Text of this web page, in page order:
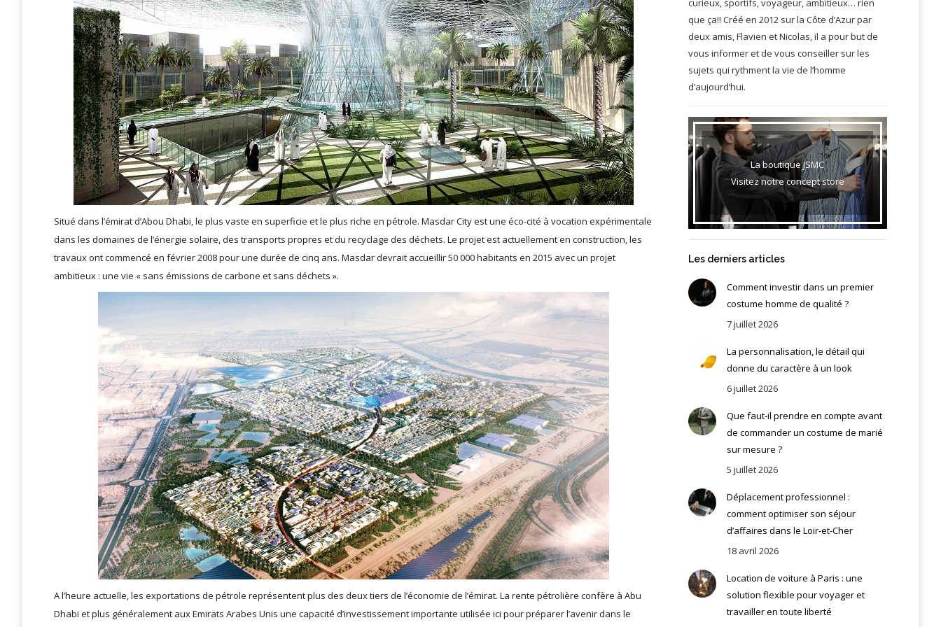
Situé dans l’émirat d’Abou Dhabi, le plus vaste en superficie et le plus riche en pétrole. Masdar City est une éco-cité à vocation expérimentale
dans les domaines de l’énergie solaire, des transports propres et du recyclage des déchets. Le projet est actuellement en construction, les
travaux ont commencé en février 2008 pour une durée de cinq ans. Masdar devrait accueillir 50 000 habitants en 2015 avec un projet
ambitieux : une vie « sans émissions de carbone et sans déchets ».
A l’heure actuelle, les exportations de pétrole représentent plus des deux tiers de l’économie de l’émirat. La rente pétrolière confère à Abu
Dhabi et plus généralement aux Emirats Arabes Unis une capacité d’investissement importante utilisée ici pour préparer l’avenir dans le
curieux, sportifs, voyageur, ambitieux… rien
que ça!! Créé en 2012 sur la Côte d’Azur par
deux amis, Flavien et Nicolas, il a pour but de
vous informer et de vous conseiller sur les
sujets qui rythment la vie de l’homme
d’aujourd’hui.
La boutique JSMC
Visitez notre concept store
Les derniers articles
Comment investir dans un premier
costume homme de qualité ?
7 juillet 2026
La personnalisation, le détail qui
donne du caractère à un look
6 juillet 2026
Que faut-il prendre en compte avant
de commander un costume de marié
sur mesure ?
5 juillet 2026
Déplacement professionnel :
comment optimiser son séjour
d’affaires dans le Loir-et-Cher
18 avril 2026
Location de voiture à Paris : une
solution flexible pour voyager et
travailler en toute liberté